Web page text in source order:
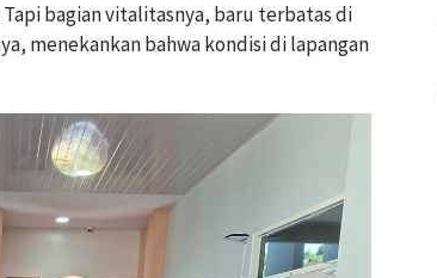
bagian vitalitasnya, baru terbatas di
menekankan bahwa kondisi di lapangan